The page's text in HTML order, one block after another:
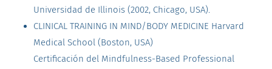
Universidad de Illinois (2002, Chicago, USA).
CLINICAL TRAINING IN MIND/BODY MEDICINE Harvard
Medical School (Boston, USA)
Certificación del Mindfulness-Based Professional